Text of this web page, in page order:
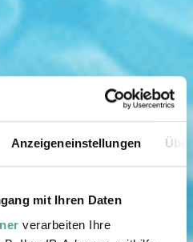
Anzeigeneinstellungen
mit Ihren Daten
verarbeiten Ihre